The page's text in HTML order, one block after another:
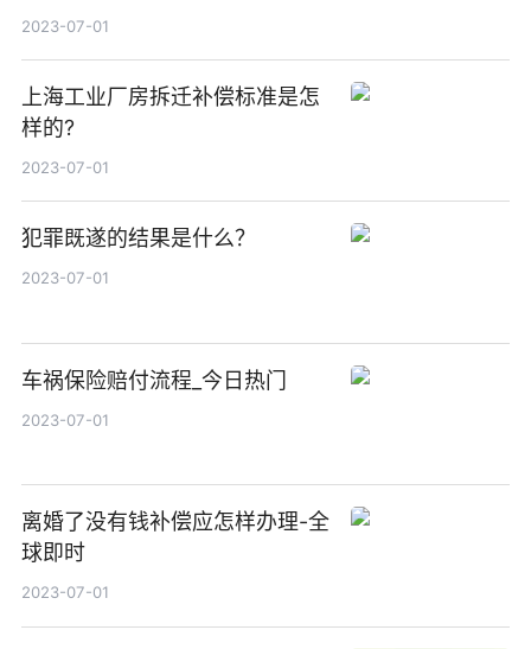
2023-07-01
上海工业厂房拆迁补偿标准是怎
样的?
2023-07-01
犯罪既遂的结果是什么？
2023-07-01
车祸保险赔付流程_今日热门
2023-07-01
离婚了没有钱补偿应怎样办理-全
球即时
2023-07-01